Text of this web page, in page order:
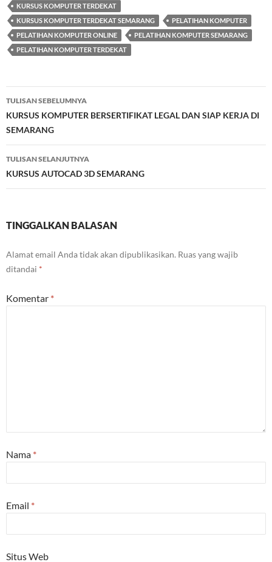
KURSUS KOMPUTER TERDEKAT
KURSUS KOMPUTER TERDEKAT SEMARANG
PELATIHAN KOMPUTER
PELATIHAN KOMPUTER ONLINE
PELATIHAN KOMPUTER SEMARANG
PELATIHAN KOMPUTER TERDEKAT
Navigasi
Tulisan
TULISAN SEBELUMNYA
KURSUS KOMPUTER BERSERTIFIKAT LEGAL DAN SIAP KERJA DI
SEMARANG
TULISAN SELANJUTNYA
KURSUS AUTOCAD 3D SEMARANG
TINGGALKAN BALASAN
Alamat email Anda tidak akan dipublikasikan. Ruas yang wajib
ditandai *
Komentar *
Nama *
Email *
Situs Web